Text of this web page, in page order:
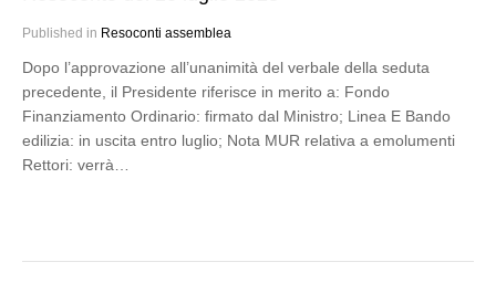
Published in Resoconti assemblea
Dopo l’approvazione all’unanimità del verbale della seduta
precedente, il Presidente riferisce in merito a: Fondo
Finanziamento Ordinario: firmato dal Ministro; Linea E Bando
edilizia: in uscita entro luglio; Nota MUR relativa a emolumenti
Rettori: verrà…